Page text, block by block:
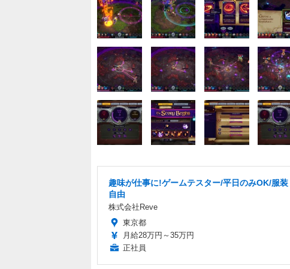
趣味が仕事に!ゲームテスター/平日のみOK/服装
自由
株式会社Reve
東京都
月給28万円～35万円
正社員